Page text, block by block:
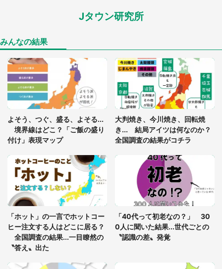
「閉所恐怖症の私は新幹線で大パニック。隣席の青
「ゾワゾワする」「本当に気持ち悪い」 道端でバ
グっちゃってた〝野生の野菜〟に6.5万人戦慄
座布団だろ」「食パンの耳」と1.4万人困惑
っ暗な道で遭難状態。なんとか見つけた民家に助け
を求めると、住人の男性が...」
「孫にあげると思って、あなたにこれをあげる」
真夏の山道で見知らぬお婆さんに握らされたもの
（山口県・30代女性）
Jタウン研究所
みんなの結果
よそう、つぐ、盛る、よそる...
境界線はどこ？「ご飯の盛り
付け」表現マップ
大判焼き、今川焼き、回転焼
き... 結局アイツは何なのか？
全国調査の結果がコチラ
「ホット」の一言でホットコー
ヒー注文する人はどこに居る？
全国調査の結果...一目瞭然の
〝答え〟出た
「40代って初老なの？」 30
0人に聞いた結果...世代ごとの
〝認識の差〟発覚